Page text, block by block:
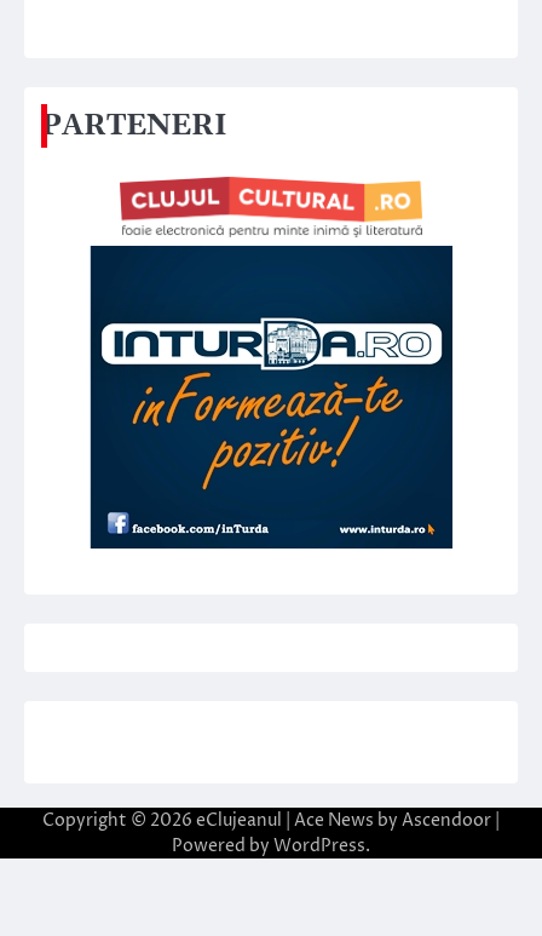
PARTENERI
Copyright © 2026 eClujeanul | Ace News by Ascendoor
Powered by WordPress.